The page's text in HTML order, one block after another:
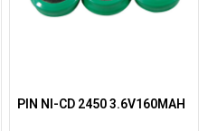
PIN NI-CD 2450 3.6V160MAH